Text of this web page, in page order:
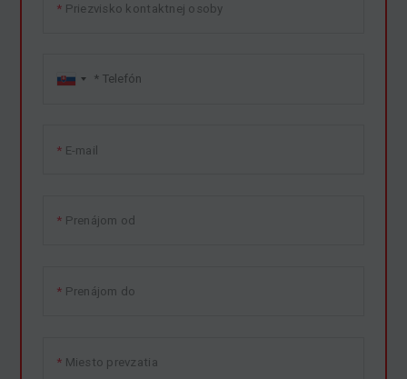
Priezvisko kontaktnej osoby
E-mail
Prenájom od
Prenájom do
Miesto prevzatia